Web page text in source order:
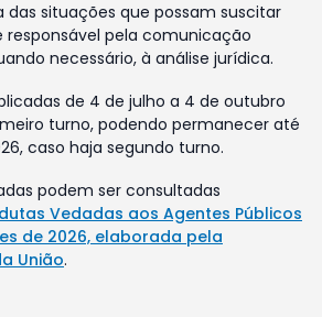
das situações que possam suscitar
responsável pela comunicação
necessário, à análise jurídica.
de 4 de julho a 4 de outubro
turno, podendo permanecer até
caso haja segundo turno.
podem ser consultadas
Vedadas aos Agentes Públicos
de 2026, elaborada pela
União.